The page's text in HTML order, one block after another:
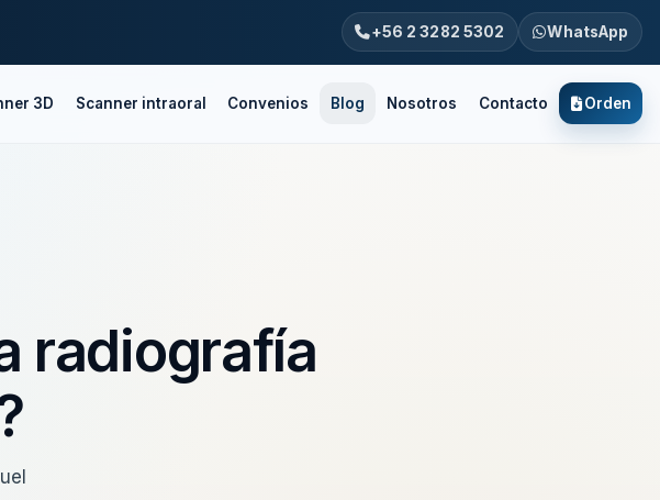
+56 2 3282 5302 WhatsApp
3D Scanner intraoral Convenios Blog Nosotros Contacto Orden
radiografía